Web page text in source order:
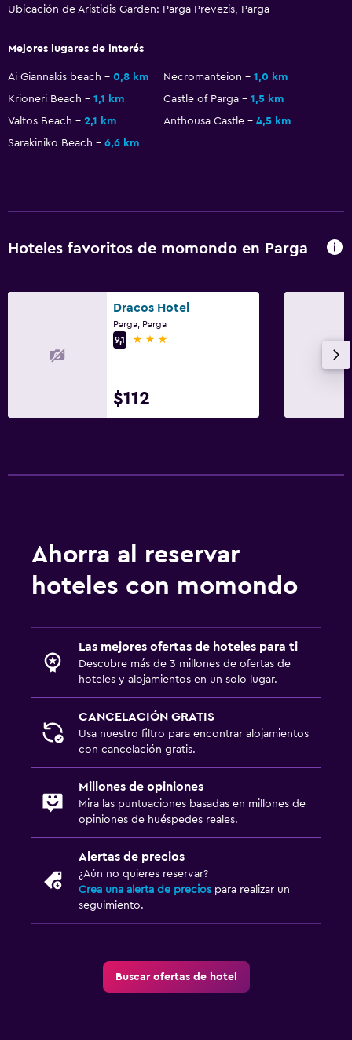
Ubicación de Aristidis Garden: Parga Prevezis, Parga
Mejores lugares de interés
Ai Giannakis beach 0,8 km Necromanteion
1,0 km
Krioneri Beach
1,1 km Castle of Parga
1,5 km
Valtos Beach
2,1 km Anthousa Castle
4,5 km
Sarakiniko Beach
6,6 km
Hoteles favoritos de momondo en Parga
Dracos Hotel
Parga, Parga
9,1
3 estrellas
$112
Ahorra al reservar
hoteles con momondo
Las mejores ofertas de hoteles para ti
Descubre más de 3 millones de ofertas de
hoteles y alojamientos en un solo lugar.
CANCELACIÓN GRATIS
Usa nuestro filtro para encontrar alojamientos
con cancelación gratis.
Millones de opiniones
Mira las puntuaciones basadas en millones de
opiniones de huéspedes reales.
Alertas de precios
¿Aún no quieres reservar?
Crea una alerta de precios para realizar un
seguimiento.
Buscar ofertas de hotel